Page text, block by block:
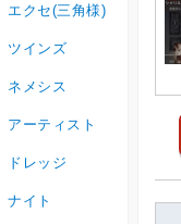
エクセ(三角様)
ツインズ
ネメシス
アーティスト
ドレッジ
ナイト